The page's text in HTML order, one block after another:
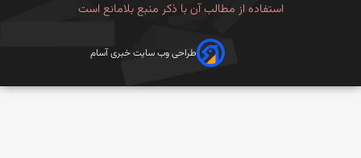
استفاده از مطالب آن با ذکر منبع بلامانع است
طراحی وب سایت خبری آسام